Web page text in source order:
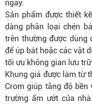
ngày.
Sản phẩm được thiết
dàng phân loại chén
trên thường được dùng
để úp bát hoặc các vật
tối ưu không gian lưu
Khung giá được làm từ
Crom giúp tăng độ
trường ẩm ướt của